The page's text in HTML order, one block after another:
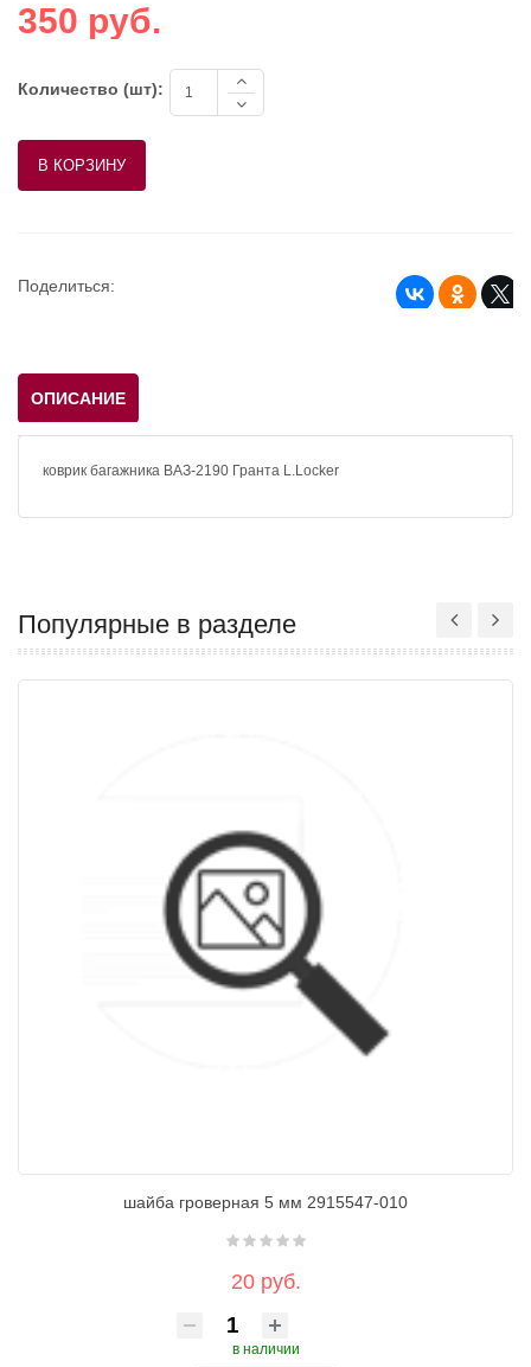
350 руб.
Количество (шт):
Поделиться:
ОПИСАНИЕ
коврик багажника ВАЗ-2190 Гранта L.Locker
Популярные в разделе
шайба гроверная 5 мм 2915547-010
20 руб.
в наличии